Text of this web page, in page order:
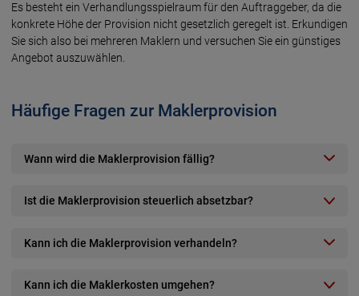
Es besteht ein Verhandlungs­spiel­raum für den Auftrag­geber, da die
konkrete Höhe der Provision nicht gesetz­lich geregelt ist. Erkundigen
Sie sich also bei mehreren Maklern und versuchen Sie ein günstiges
Angebot aus­zuwählen.
Häufige Fragen zur Maklerprovision
Wann wird die Maklerprovision fällig?
Ist die Maklerprovision steuerlich absetzbar?
Kann ich die Maklerprovision verhandeln?
Kann ich die Maklerkosten umgehen?